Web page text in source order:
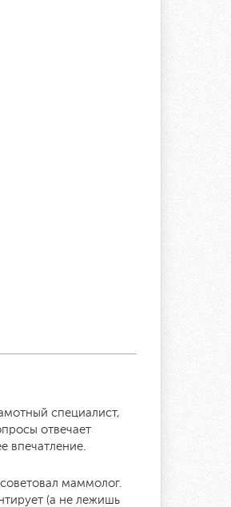
специалист,
отвечает
впечатление.
маммолог.
(а не лежишь